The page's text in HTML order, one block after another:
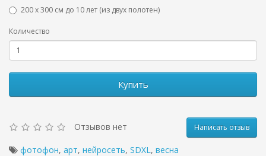
200 х 300 см до 10 лет (из двух полотен)
Количество
Купить
Отзывов нет Написать отзыв
фотофон, арт, нейросеть, SDXL, весна